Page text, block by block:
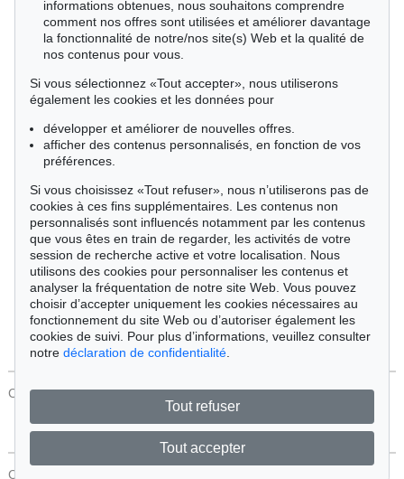
Littérature mondiale
Littérature économique
Cimélie
Trier par:
Tous les objets
Offres actuelles
Objets vendus
Chercher
CONTACT Protection Des Données
CONTACT
informations obtenues, nous souhaitons comprendre
comment nos offres sont utilisées et améliorer davantage
la fonctionnalité de notre/nos site(s) Web et la qualité de
nos contenus pour vous.
Si vous sélectionnez «Tout accepter», nous utiliserons
également les cookies et les données pour
développer et améliorer de nouvelles offres.
afficher des contenus personnalisés, en fonction de vos
préférences.
Si vous choisissez «Tout refuser», nous n’utiliserons pas de
cookies à ces fins supplémentaires. Les contenus non
personnalisés sont influencés notamment par les contenus
que vous êtes en train de regarder, les activités de votre
session de recherche active et votre localisation. Nous
utilisons des cookies pour personnaliser les contenus et
analyser la fréquentation de notre site Web. Vous pouvez
choisir d’accepter uniquement les cookies nécessaires au
fonctionnement du site Web ou d’autoriser également les
cookies de suivi. Pour plus d’informations, veuillez consulter
notre déclaration de confidentialité
Tout refuser
Tout accepter